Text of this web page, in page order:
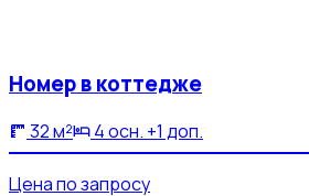
Номер в коттедже
32 м² 4 осн. +1 доп.
Цена по запросу